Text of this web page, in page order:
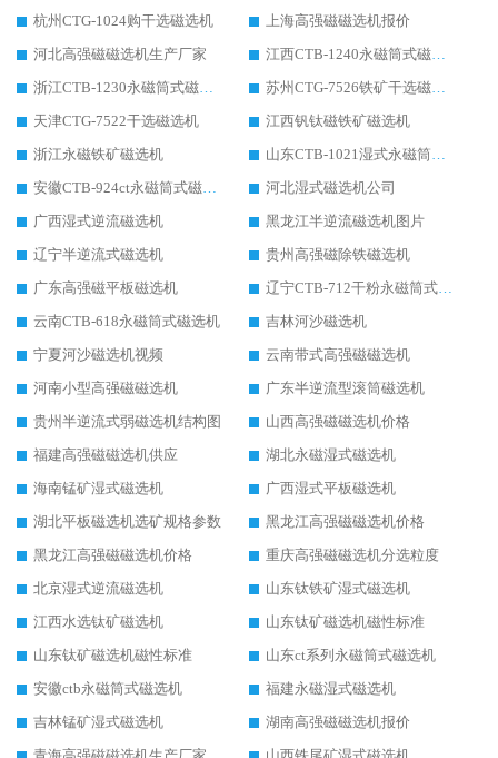
杭州CTG-1024购干选磁选机
上海高强磁磁选机报价
河北高强磁磁选机生产厂家
江西CTB-1240永磁筒式磁选机厂家
浙江CTB-1230永磁筒式磁选机生产厂家
苏州CTG-7526铁矿干选磁选机
天津CTG-7522干选磁选机
江西钒钛磁铁矿磁选机
浙江永磁铁矿磁选机
山东CTB-1021湿式永磁筒式磁选机
安徽CTB-924ct永磁筒式磁选机
河北湿式磁选机公司
广西湿式逆流磁选机
黑龙江半逆流磁选机图片
辽宁半逆流式磁选机
贵州高强磁除铁磁选机
广东高强磁平板磁选机
辽宁CTB-712干粉永磁筒式磁选机
云南CTB-618永磁筒式磁选机
吉林河沙磁选机
宁夏河沙磁选机视频
云南带式高强磁磁选机
河南小型高强磁磁选机
广东半逆流型滚筒磁选机
贵州半逆流式弱磁选机结构图
山西高强磁磁选机价格
福建高强磁磁选机供应
湖北永磁湿式磁选机
海南锰矿湿式磁选机
广西湿式平板磁选机
湖北平板磁选机选矿规格参数
黑龙江高强磁磁选机价格
黑龙江高强磁磁选机价格
重庆高强磁磁选机分选粒度
北京湿式逆流磁选机
山东钛铁矿湿式磁选机
江西水选钛矿磁选机
山东钛矿磁选机磁性标准
山东钛矿磁选机磁性标准
山东ct系列永磁筒式磁选机
安徽ctb永磁筒式磁选机
福建永磁湿式磁选机
吉林锰矿湿式磁选机
湖南高强磁磁选机报价